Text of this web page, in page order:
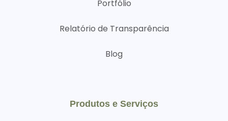
Portfólio
Relatório de Transparência
Blog
Produtos e Serviços